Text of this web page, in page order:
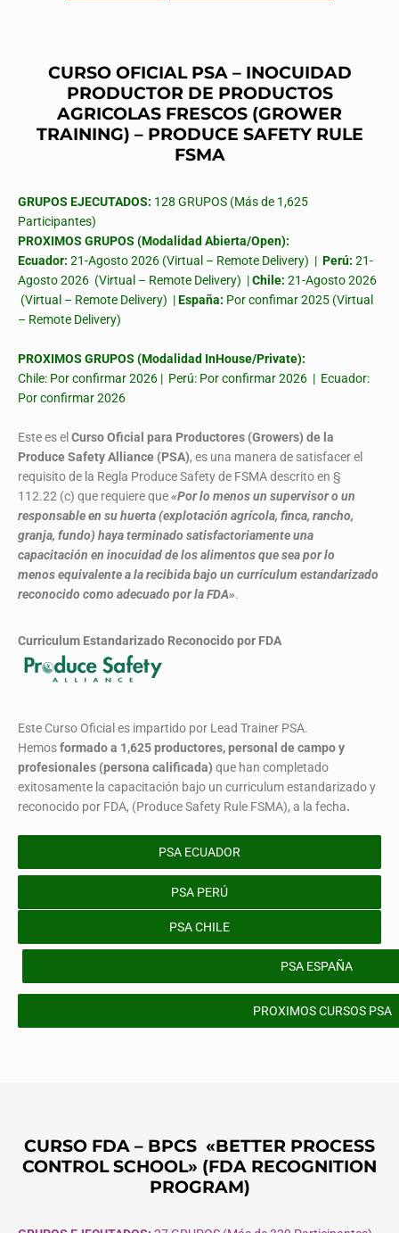
CURSO OFICIAL PSA – INOCUIDAD
PRODUCTOR DE PRODUCTOS
AGRICOLAS FRESCOS (GROWER
TRAINING) – PRODUCE SAFETY RULE
FSMA
GRUPOS EJECUTADOS: 128 GRUPOS (Más de 1,625
Participantes)
PROXIMOS GRUPOS (Modalidad Abierta/Open):
Ecuador: 21-Agosto 2026 (Virtual – Remote Delivery) | Perú: 21-
Agosto 2026 (Virtual – Remote Delivery) |Chile: 21-Agosto 2026
(Virtual – Remote Delivery) |España: Por confimar 2025 (Virtual
– Remote Delivery)
PROXIMOS GRUPOS (Modalidad InHouse/Private):
Chile: Por confirmar 2026 | Perú: Por confirmar 2026 | Ecuador:
Por confirmar 2026
Este es el Curso Oficial para Productores (Growers) de la
Produce Safety Alliance (PSA), es una manera de satisfacer el
requisito de la Regla Produce Safety de FSMA descrito en §
112.22 (c) que requiere que«Por lo menos un supervisor o un
responsable en su huerta (explotación agrícola, finca, rancho,
granja, fundo) haya terminado satisfactoriamente una
capacitación en inocuidad de los alimentos que sea por lo
menos equivalente a la recibida bajo un currículum estandarizado
reconocido como adecuado por la FDA».
Curriculum Estandarizado Reconocido por FDA
Este Curso Oficial es impartido por Lead Trainer PSA.
Hemosformadoa 1,625 productores, personal de campo y
profesionales (persona calificada) que han completado
exitosamente la capacitación bajo un curriculum estandarizado y
reconocido por FDA, (Produce Safety Rule FSMA), a la fecha.
PSA ECUADOR
PSA PERÚ
PSA CHILE
PSA ESPAÑA
PROXIMOS CURSOS PSA
CURSO FDA – BPCS «BETTER PROCESS
CONTROL SCHOOL» (FDA RECOGNITION
PROGRAM)